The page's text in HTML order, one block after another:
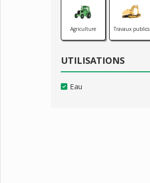
Agriculture Travaux publics
UTILISATIONS
Eau